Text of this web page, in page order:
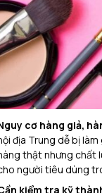
cơ hàng giả,
địa Trung dễ bị
thật nhưng chất
người tiêu dùng
kiểm tra kỹ